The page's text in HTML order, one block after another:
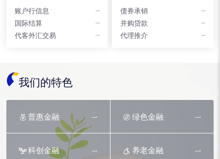
账户行信息
国际结算
代客外汇交易
债券承销
并购贷款
代理推介
我们的特色
普惠金融 绿色金融
科创金融 养老金融